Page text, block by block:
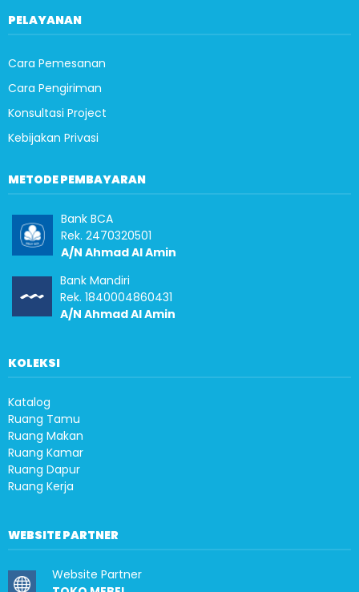
PELAYANAN
Cara Pemesanan
Cara Pengiriman
Konsultasi Project
Kebijakan Privasi
METODE PEMBAYARAN
Bank BCA
Rek. 2470320501
A/N Ahmad Al Amin
Bank Mandiri
Rek. 1840004860431
A/N Ahmad Al Amin
KOLEKSI
Katalog
Ruang Tamu
Ruang Makan
Ruang Kamar
Ruang Dapur
Ruang Kerja
WEBSITE PARTNER
Website Partner